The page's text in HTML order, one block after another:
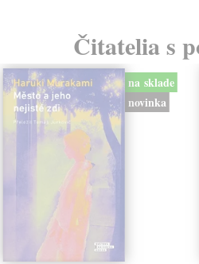
Čitatelia s
na sklade
novinka